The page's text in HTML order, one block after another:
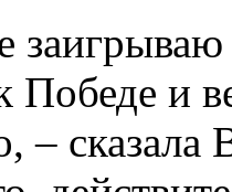
Победе и
–